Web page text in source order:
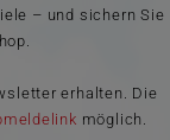
– und sichern Sie
erhalten. Die
möglich.